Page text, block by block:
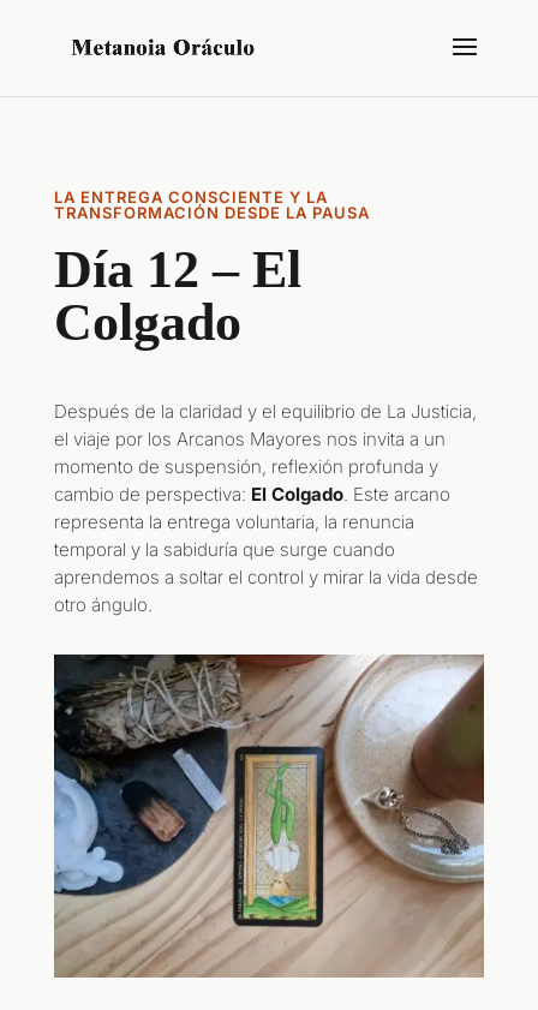
LA ENTREGA CONSCIENTE Y LA
TRANSFORMACIÓN DESDE LA PAUSA
Día 12 – El
Colgado
Después de la claridad y el equilibrio de La Justicia,
el viaje por los Arcanos Mayores nos invita a un
momento de suspensión, reflexión profunda y
cambio de perspectiva: El Colgado. Este arcano
representa la entrega voluntaria, la renuncia
temporal y la sabiduría que surge cuando
aprendemos a soltar el control y mirar la vida desde
otro ángulo.